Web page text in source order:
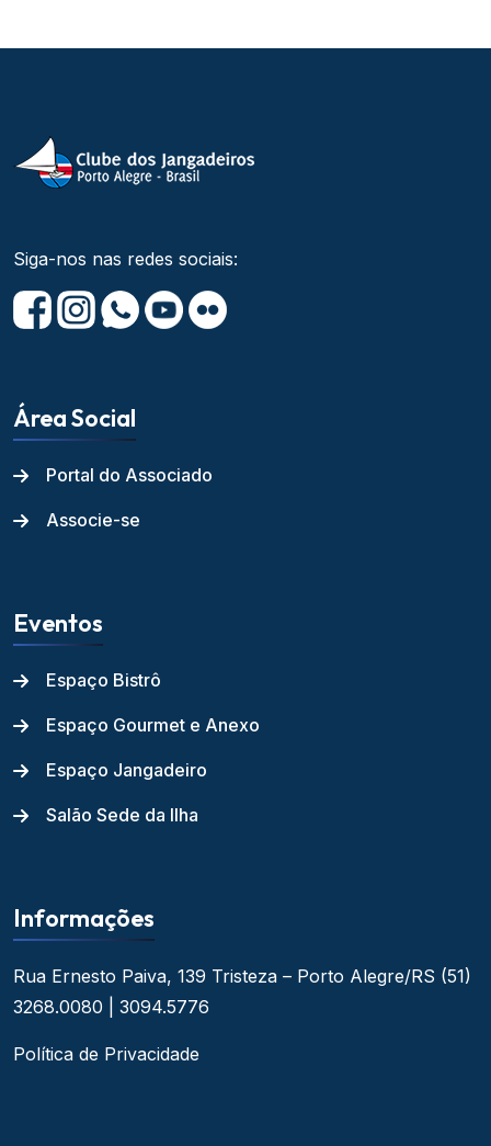
Siga-nos nas redes sociais:
Área Social
Portal do Associado
Associe-se
Eventos
Espaço Bistrô
Espaço Gourmet e Anexo
Espaço Jangadeiro
Salão Sede da Ilha
Informações
Rua Ernesto Paiva, 139 Tristeza – Porto Alegre/RS (51)
3268.0080 | 3094.5776
Política de Privacidade